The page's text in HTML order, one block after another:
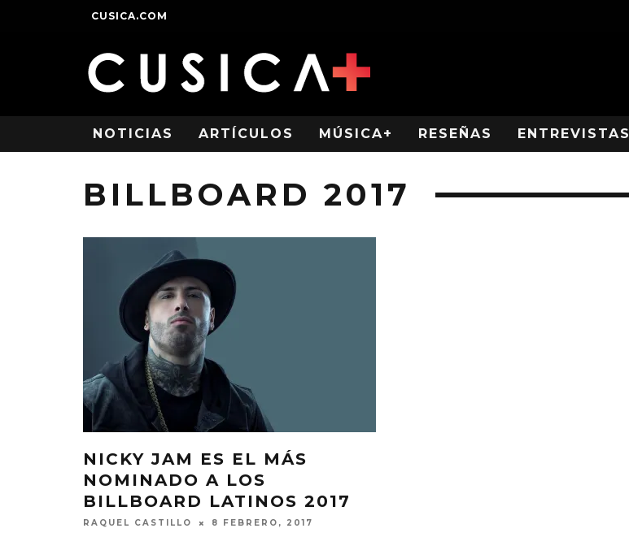
CUSICA.COM
NOTICIAS ARTÍCULOS MÚSICA+ RESEÑAS ENTREVISTAS
BILLBOARD 2017
NICKY JAM ES EL MÁS
NOMINADO A LOS
BILLBOARD LATINOS 2017
RAQUEL CASTILLO 8 FEBRERO, 2017